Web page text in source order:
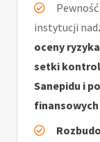
instytucji
oceny
setki
Sanepidu i
finansowych